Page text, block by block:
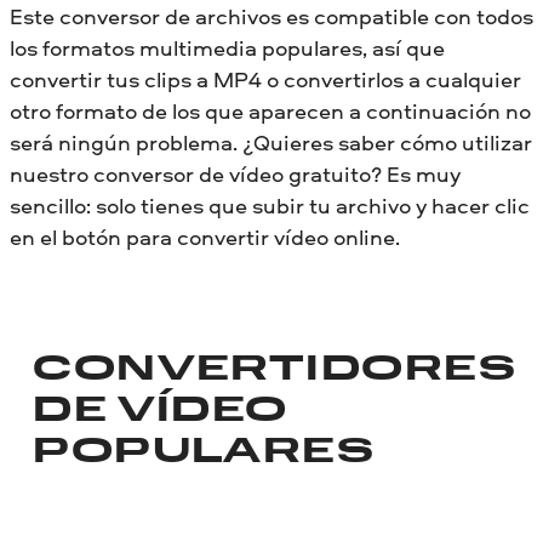
Este conversor de archivos es compatible con todos
los formatos multimedia populares, así que
convertir tus clips a MP4 o convertirlos a cualquier
otro formato de los que aparecen a continuación no
será ningún problema. ¿Quieres saber cómo utilizar
nuestro conversor de vídeo gratuito? Es muy
sencillo: solo tienes que subir tu archivo y hacer clic
en el botón para convertir vídeo online.
CONVERTIDORES
DE VÍDEO
POPULARES